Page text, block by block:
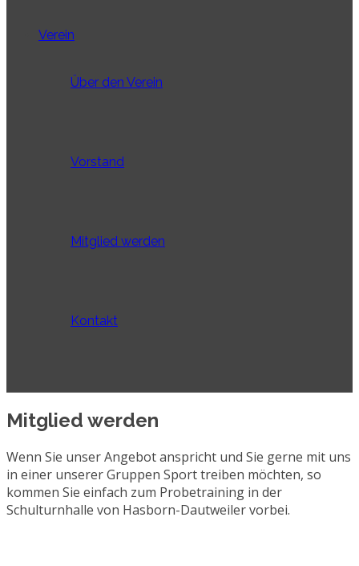
Verein
Über den Verein
Vorstand
Mitglied werden
Kontakt
Mitglied werden
Wenn Sie unser Angebot anspricht und Sie gerne mit uns
in einer unserer Gruppen Sport treiben möchten, so
kommen Sie einfach zum Probetraining in der
Schulturnhalle von Hasborn-Dautweiler vorbei.